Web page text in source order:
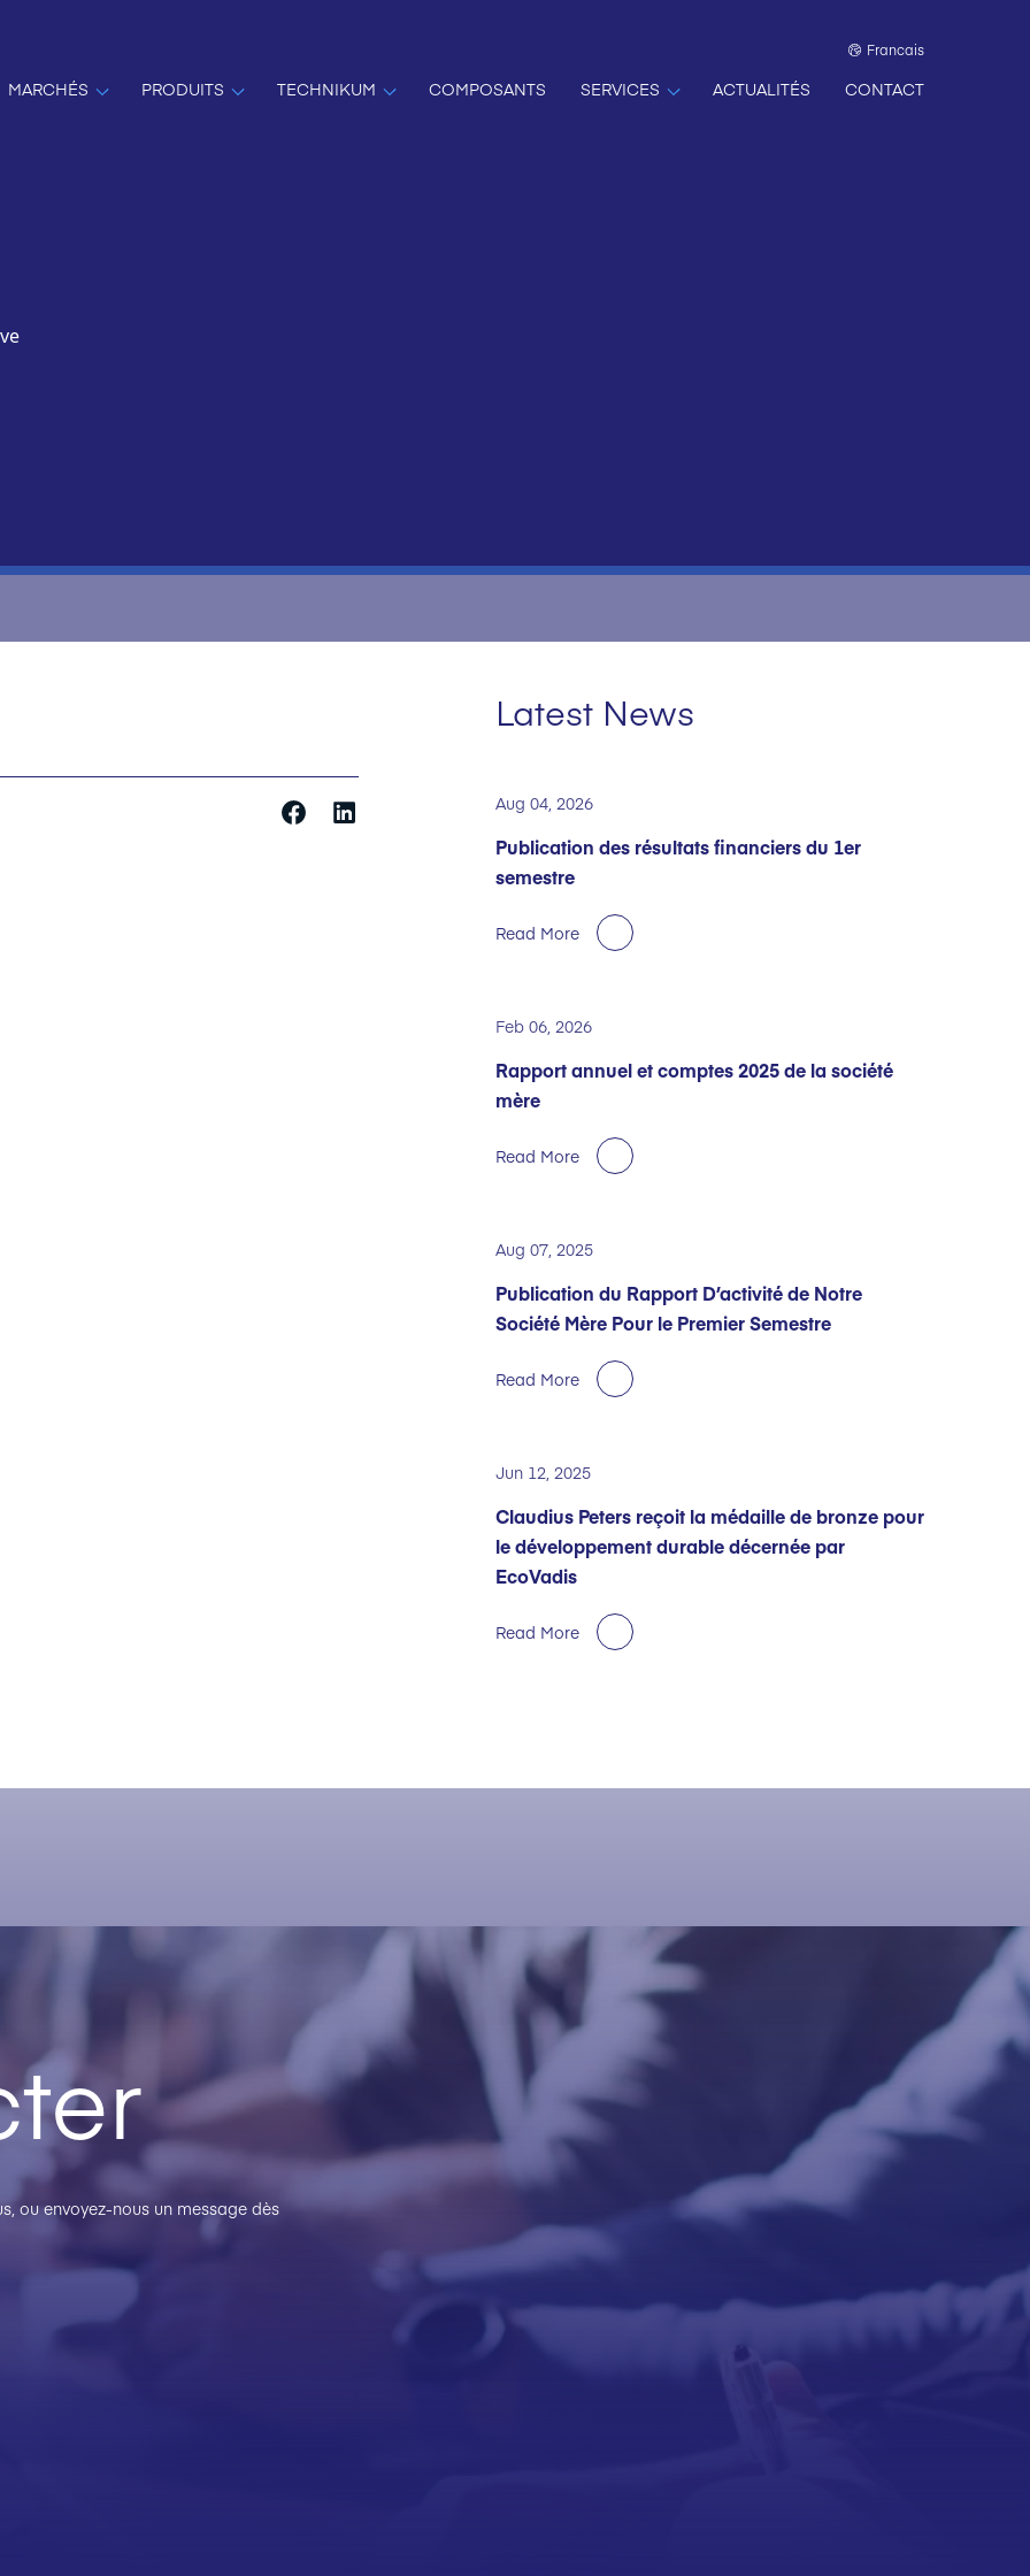
Francais
MARCHÉS PRODUITS TECHNIKUM COMPOSANTS SERVICES ACTUALITÉS CONTACT
Latest News
Aug 04, 2026
Publication des résultats financiers du 1er
semestre
Read More
Feb 06, 2026
Rapport annuel et comptes 2025 de la société
mère
Read More
Aug 07, 2025
Publication du Rapport D’activité de Notre
Société Mère Pour le Premier Semestre
Read More
Jun 12, 2025
Claudius Peters reçoit la médaille de bronze pour
le développement durable décernée par
EcoVadis
Read More
ou envoyez-nous un message dès